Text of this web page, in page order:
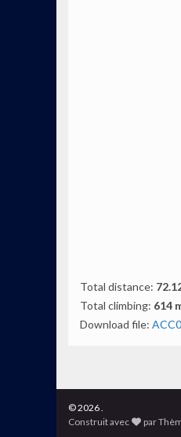
Total distance:
Total climbing: 614
Download file:
© 2026 .
Construit avec
par